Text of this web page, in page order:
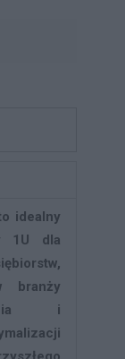
idealny
1U dla
branży
i